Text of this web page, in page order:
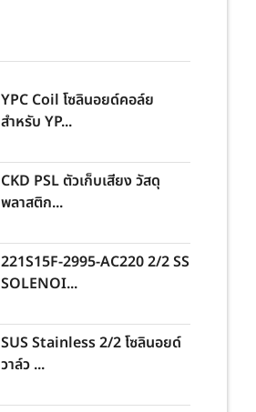
YPC Coil โซลินอยด์คอล์ย
สำหรับ YP...
CKD PSL ตัวเก็บเสียง วัสดุ
พลาสติก...
221S15F-2995-AC220 2/2 SS
SOLENOI...
SUS Stainless 2/2 โซลินอยด์
วาล์ว ...